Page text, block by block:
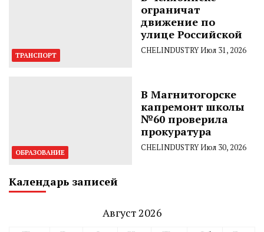
ТРАНСПОРТ
ограничат
движение по
улице Российской
CHELINDUSTRYИюл 31, 2026
ОБРАЗОВАНИЕ
В Магнитогорске
капремонт школы
№60 проверила
прокуратура
CHELINDUSTRYИюл 30, 2026
Календарь записей
Август 2026